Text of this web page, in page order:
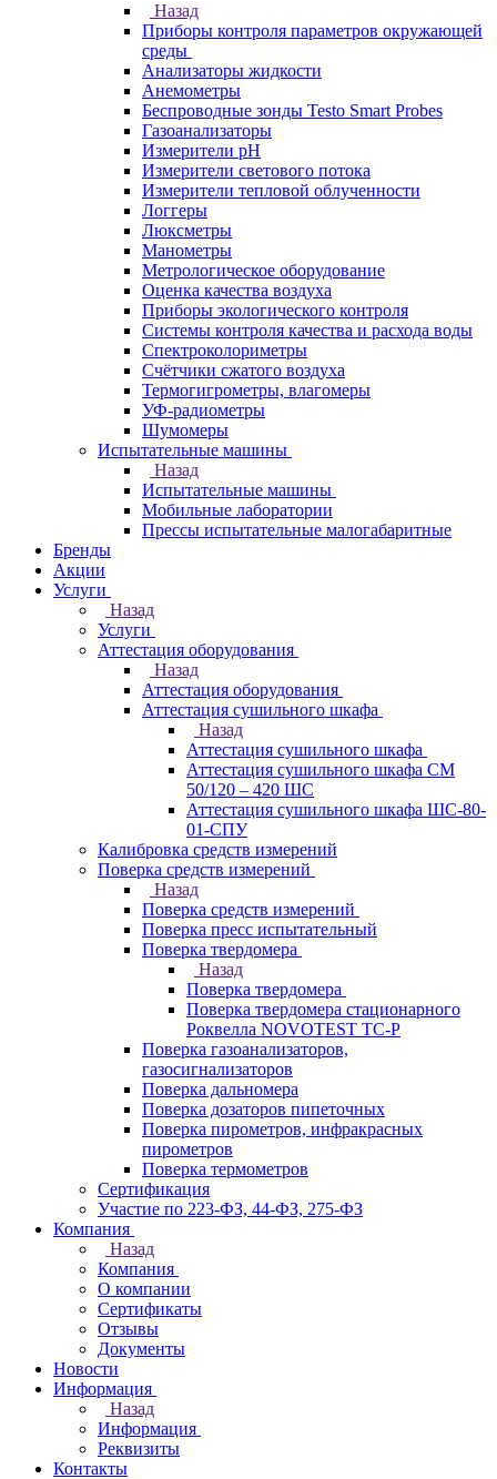
Назад
Приборы контроля параметров окружающей
среды
Анализаторы жидкости
Анемометры
Беспроводные зонды Testo Smart Probes
Газоанализаторы
Измерители pH
Измерители светового потока
Измерители тепловой облученности
Логгеры
Люксметры
Манометры
Метрологическое оборудование
Оценка качества воздуха
Приборы экологического контроля
Системы контроля качества и расхода воды
Спектроколориметры
Счётчики сжатого воздуха
Термогигрометры, влагомеры
УФ-радиометры
Шумомеры
Испытательные машины
Назад
Испытательные машины
Мобильные лаборатории
Прессы испытательные малогабаритные
Бренды
Акции
Услуги
Назад
Услуги
Аттестация оборудования
Назад
Аттестация оборудования
Аттестация сушильного шкафа
Назад
Аттестация сушильного шкафа
Аттестация сушильного шкафа СМ
50/120 – 420 ШС
Аттестация сушильного шкафа ШС-80-
01-СПУ
Калибровка средств измерений
Поверка средств измерений
Назад
Поверка средств измерений
Поверка пресс испытательный
Поверка твердомера
Назад
Поверка твердомера
Поверка твердомера стационарного
Роквелла NOVOTEST TС-Р
Поверка газоанализаторов,
газосигнализаторов
Поверка дальномера
Поверка дозаторов пипеточных
Поверка пирометров, инфракрасных
пирометров
Поверка термометров
Сертификация
Участие по 223-ФЗ, 44-ФЗ, 275-ФЗ
Компания
Назад
Компания
О компании
Сертификаты
Отзывы
Документы
Новости
Информация
Назад
Информация
Реквизиты
Контакты